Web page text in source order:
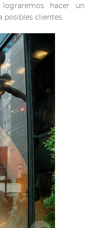
hacer un
posibles clientes.